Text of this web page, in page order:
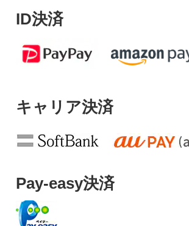
ID決済
キャリア決済
Pay-easy決済